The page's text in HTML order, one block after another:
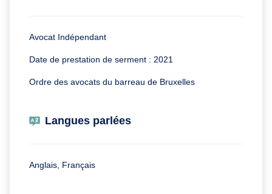
Avocat Indépendant
Date de prestation de serment : 2021
Ordre des avocats du barreau de Bruxelles
Langues parlées
Anglais, Français